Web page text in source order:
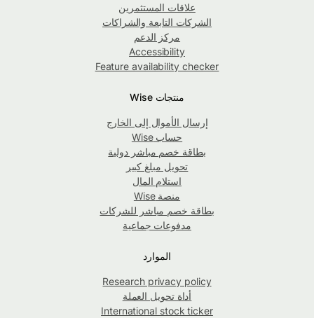
علاقات المستثمرين
الشركات التابعة والشراكات
مركز الدعم
Accessibility
Feature availability checker
منتجات Wise
إرسال الأموال إلى الخارج
حساب Wise
بطاقة خصم مباشر دولية
تحويل مبلغ كبير
استلام المال
منصة Wise
بطاقة خصم مباشر للشركات
مدفوعات جماعية
الموارد
Research privacy policy
أداة تحويل العملة
International stock ticker